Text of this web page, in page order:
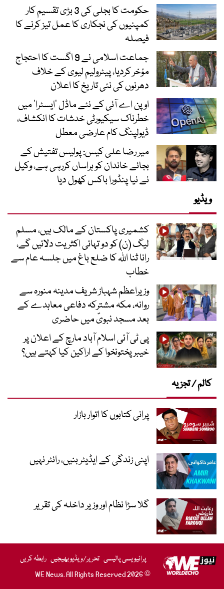
حکومت کا بجلی کی 3 بڑی تقسیم کار
کمپنیوں کی نجکاری کا عمل تیز کرنے کا
فیصلہ
جماعت اسلامی نے 9 اگست کا احتجاج
مؤخر کردیا، پیٹرولیم لیوی کے خلاف
دھرنوں کی نئی تاریخ کا اعلان
اوپن اے آئی کے نئے ماڈل ’ایسٹرا‘ میں
خطرناک سیکیورٹی خدشات کا انکشاف،
ڈیولپنگ کام عارضی معطل
میر رضا علی کیس: پولیس تفتیش کے
بجائے خاندان کو ہراساں کررہی ہے، وکیل
نے نیا پنڈورا باکس کھول دیا
ویڈیو
کشمیری پاکستان کے مالک ہیں، مسلم
لیگ (ن) کو دو تہائی اکثریت دلائیں گے،
رانا ثنا اللہ کا ضلع باغ میں جلسہ عام سے
خطاب
وزیراعظم شہباز شریف مدینہ منورہ سے
روانہ، مکہ مشترکہ دفاعی معاہدے کے
بعد مسجد نبویؐ میں حاضری
پی ٹی آئی اسلام آباد مارچ کے اعلان پر
خیبر پختونخوا کے اراکین کیا کہتے ہیں؟
کالم / تجزیہ
پرانی کتابوں کا اتوار بازار
اپنی زندگی کے ایڈیٹر بنیں، رائٹر نہیں
گلا سڑا نظام اور وزیر داخلہ کی تقریر
پرائیویسی پالیسی تحریر/ویڈیو بھیجیں رابطہ کریں
© 2026 WE News. All Rights Reserved